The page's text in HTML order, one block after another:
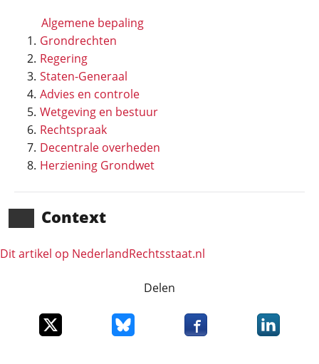
Algemene bepaling
Grondrechten
Regering
Staten-Generaal
Advies en controle
Wetgeving en bestuur
Rechtspraak
Decentrale overheden
Herziening Grondwet
Context
Dit artikel op NederlandRechts­staat.nl
Delen
Deel dit item op XDeel dit item op Bluesky
Deel dit item opDeel dit